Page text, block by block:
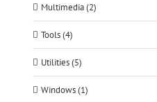
Multimedia (2)
Tools (4)
Utilities (5)
Windows (1)